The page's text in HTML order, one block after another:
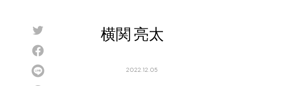
About us
Recruit
横関 亮太
2022.12.05